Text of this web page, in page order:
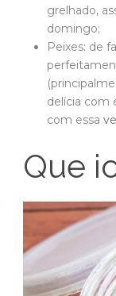
grelhado,
domingo;
Peixes: de
delícia com
com essa
Que